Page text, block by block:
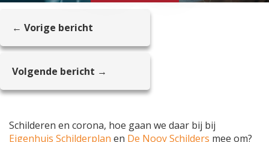
← Vorige bericht
Volgende bericht →
Schilderen en corona, hoe gaan we daar bij bij
Eigenhuis Schilderplan en De Nooy Schilders mee om?